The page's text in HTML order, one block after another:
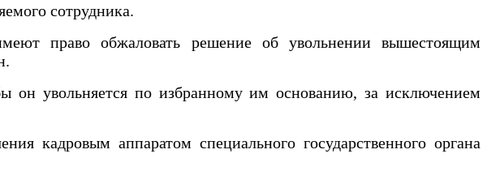
сотрудника.
право обжаловать решение об увольнении вышестоящим
увольняется по избранному им основанию, за исключением
кадровым аппаратом специального государственного органа